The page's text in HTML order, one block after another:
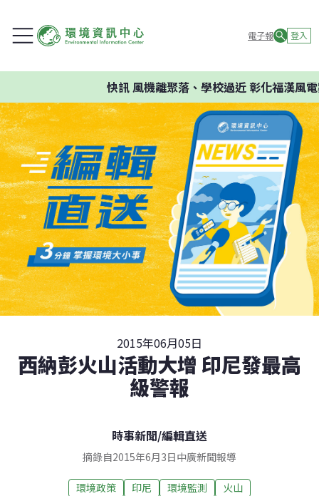
電子報 登入
快訊風機離聚落、學校過近 彰化福漢風電
2015年06月05日
西納彭火山活動大增 印尼發最高
級警報
時事新聞/編輯直送
摘錄自2015年6月3日中廣新聞報導
環境政策 印尼 環境監測 火山